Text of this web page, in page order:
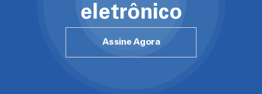
eletrônico
Assine Agora